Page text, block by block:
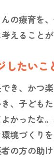
の療育を
えることが
したいこ
き、かつ
、子ども
かったな
境づくり
の方の助